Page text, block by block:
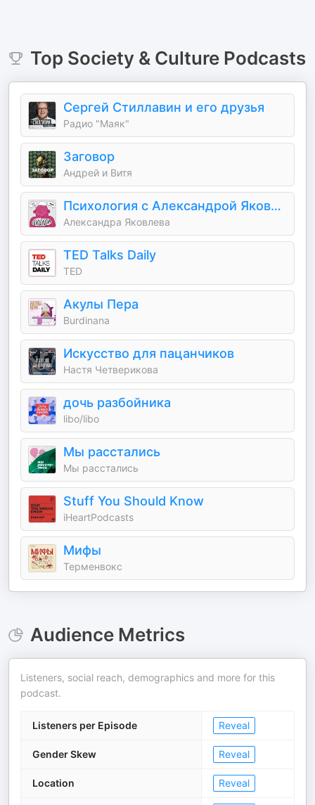
Top Society & CulturePodcasts
Сергей Стиллавин и его друзья
Радио "Маяк"
Заговор
Андрей и Витя
Психология с Александрой Яковлевой
Александра Яковлева
TED Talks Daily
TED
Акулы Пера
Burdinana
Искусство для пацанчиков
Настя Четверикова
дочь разбойника
libo/libo
Мы расстались
Мы расстались
Stuff You Should Know
iHeartPodcasts
Мифы
Терменвокс
Audience Metrics
Listeners, social reach, demographics and more for this
podcast.
Listeners per Episode Reveal
Gender Skew Reveal
Location Reveal